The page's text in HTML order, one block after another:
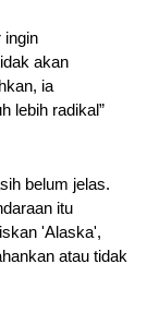
ingin
akan
ia
lebih radikal”
belum jelas.
itu
'Alaska',
atau tidak